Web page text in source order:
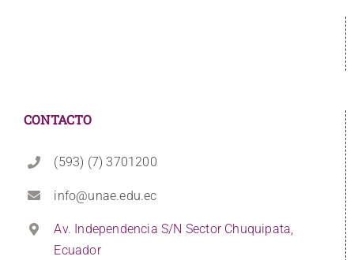
CONTACTO
(593) (7) 3701200
info@unae.edu.ec
Av. Independencia S/N Sector Chuquipata,
Ecuador